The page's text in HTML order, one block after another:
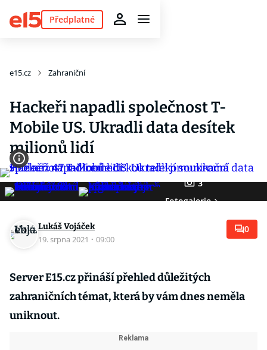
Předplatné
e15.cz Zahraniční
Hackeři napadli společnost T-
Mobile US. Ukradli data desítek
milionů lidí
3
Fotogalerie
Lukáš Vojáček
19. srpna 2021 · 09:00
0
Server E15.cz přináší přehled důležitých
zahraničních témat, která by vám dnes neměla
uniknout.